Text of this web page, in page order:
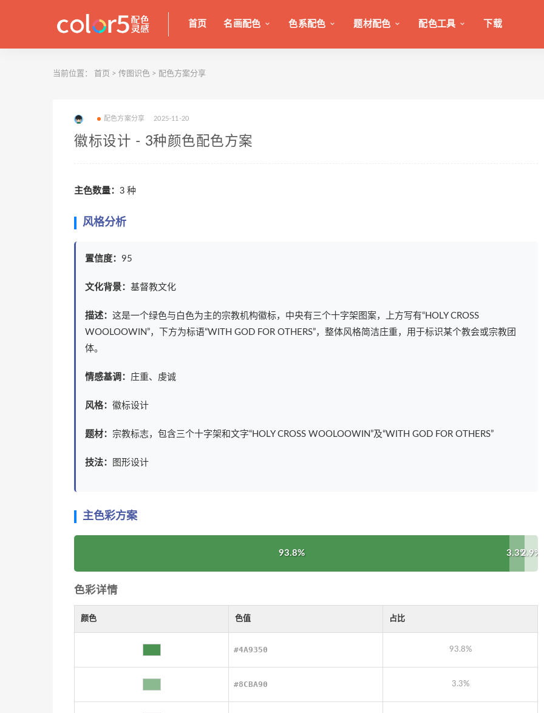
首页 名画配色 色系配色 题材配色 配色工具 下载
当前位置： 首页 > 传图识色 > 配色方案分享
配色方案分享 2025-11-20
徽标设计 - 3种颜色配色方案
主色数量： 3 种
风格分析
置信度： 95
文化背景： 基督教文化
描述： 这是一个绿色与白色为主的宗教机构徽标，中央有三个十字架图案，上方写有“HOLY CROSS
WOOLOOWIN”，下方为标语“WITH GOD FOR OTHERS”，整体风格简洁庄重，用于标识某个教会或宗教团
体。
情感基调： 庄重、虔诚
风格： 徽标设计
题材： 宗教标志，包含三个十字架和文字“HOLY CROSS WOOLOOWIN”及“WITH GOD FOR OTHERS”
技法： 图形设计
主色彩方案
93.8% 3.3%2.9%
色彩详情
颜色 色值 占比
#4A9350 93.8%
#8CBA90 3.3%